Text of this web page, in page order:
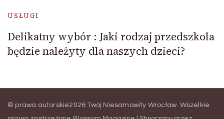
USŁUGI
Delikatny wybór : Jaki rodzaj przedszkola
będzie należyty dla naszych dzieci?
© prawa autorskie2026Twój Niesamowity Wrocław. Wszelkie